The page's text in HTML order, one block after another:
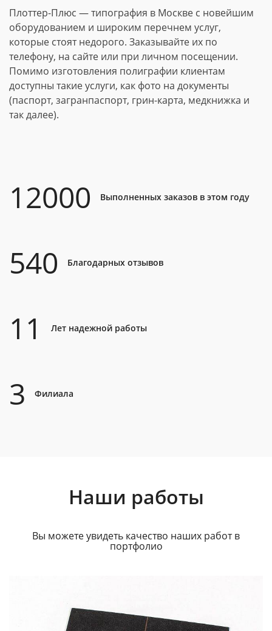
Плоттер-Плюс — типография в Москве с новейшим
оборудованием и широким перечнем услуг,
которые стоят недорого. Заказывайте их по
телефону, на сайте или при личном посещении.
Помимо изготовления полиграфии клиентам
доступны такие услуги, как фото на документы
(паспорт, загранпаспорт, грин-карта, медкнижка и
так далее).
12000 Выполненных заказов в этом году
540 Благодарных отзывов
11 Лет надежной работы
3 Филиала
Наши работы
Вы можете увидеть качество наших работ в
портфолио